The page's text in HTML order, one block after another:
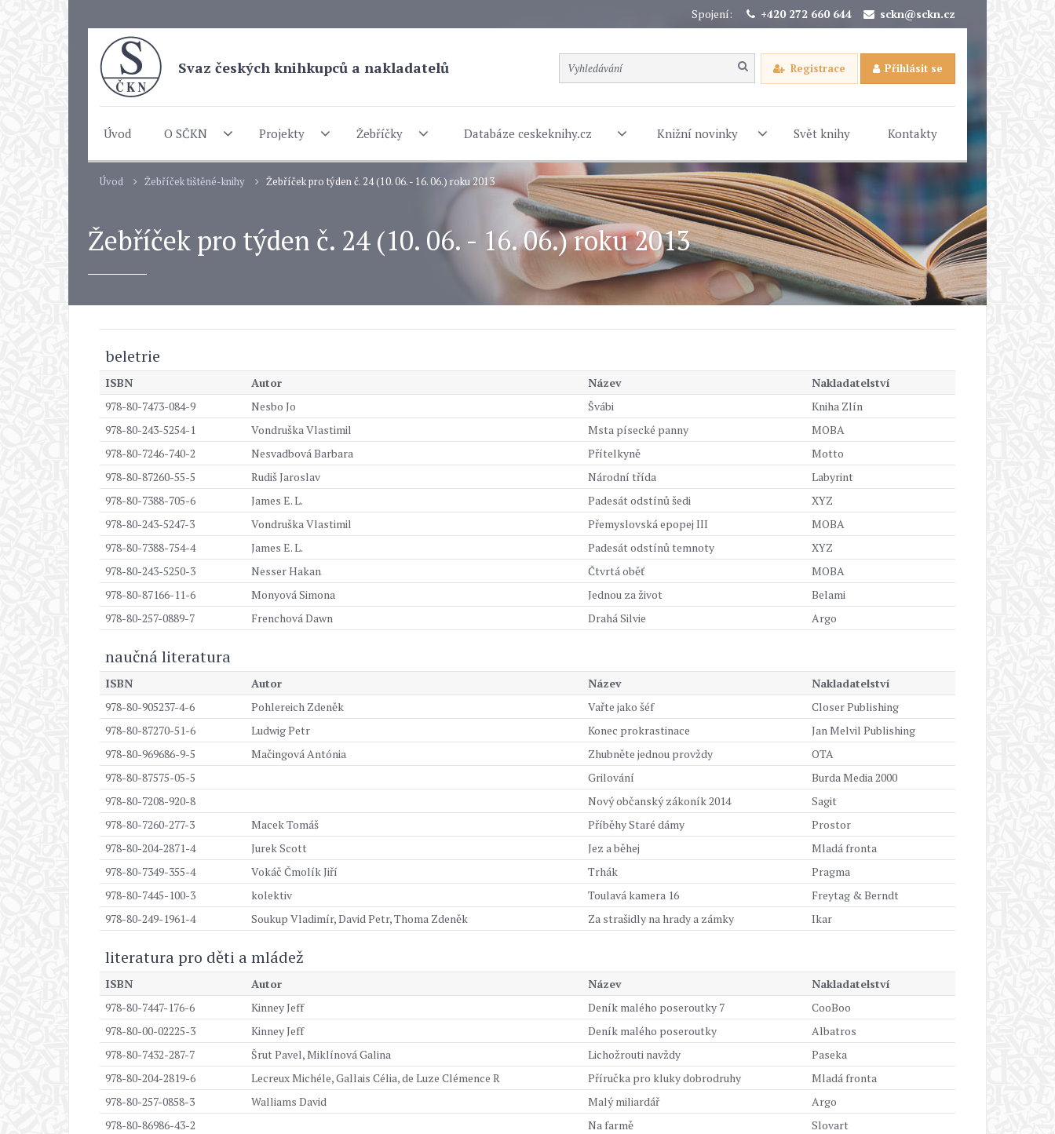
Spojení: +420 272 660 644 sckn@sckn.cz
Svaz českých knihkupců a nakladatelů Registrace Přihlásit se
Úvod O SČKN Projekty Žebříčky Databáze ceskeknihy.cz Knižní novinky Svět knihy Kontakty
Úvod Žebříček tištěné-knihy Žebříček pro týden č. 24 (10. 06. - 16. 06.) roku 2013
Žebříček pro týden č. 24 (10. 06. - 16. 06.) roku 2013
beletrie
ISBN Autor Název
Nakladatelství
978-80-7473-084-9
Nesbo Jo Švábi
Kniha Zlín
978-80-243-5254-1
Vondruška Vlastimil Msta písecké panny
MOBA
978-80-7246-740-2
Nesvadbová Barbara Přítelkyně
Motto
978-80-87260-55-5
Rudiš Jaroslav Národní třída
Labyrint
978-80-7388-705-6
James E. L. Padesát odstínů šedi
XYZ
978-80-243-5247-3
Vondruška Vlastimil Přemyslovská epopej III
MOBA
978-80-7388-754-4
James E. L. Padesát odstínů temnoty
XYZ
978-80-243-5250-3
Nesser Hakan Čtvrtá oběť
MOBA
978-80-87166-11-6
Monyová Simona Jednou za život
Belami
978-80-257-0889-7
Frenchová Dawn Drahá Silvie Argo
naučná literatura
ISBN Autor Název
Nakladatelství
978-80-905237-4-6
Pohlereich Zdeněk Vařte jako šéf
Closer Publishing
978-80-87270-51-6
Ludwig Petr Konec prokrastinace
Jan Melvil Publishing
978-80-969686-9-5
Mačingová Antónia Zhubněte jednou provždy
OTA
978-80-87575-05-5
Grilování
Burda Media 2000
978-80-7208-920-8
Nový občanský zákoník 2014
Sagit
978-80-7260-277-3
Macek Tomáš Příběhy Staré dámy
Prostor
978-80-204-2871-4
Jurek Scott Jez a běhej
Mladá fronta
978-80-7349-355-4
Vokáč Čmolík Jiří Trhák
Pragma
978-80-7445-100-3
kolektiv Toulavá kamera 16
Freytag & Berndt
978-80-249-1961-4
Soukup Vladimír, David Petr, Thoma Zdeněk Za strašidly na hrady a zámky Ikar
literatura pro děti a mládež
ISBN Autor Název
Nakladatelství
978-80-7447-176-6
Kinney Jeff Deník malého poseroutky 7
CooBoo
978-80-00-02225-3
Kinney Jeff Deník malého poseroutky
Albatros
978-80-7432-287-7
Šrut Pavel, Miklínová Galina Lichožrouti navždy
Paseka
978-80-204-2819-6
Lecreux Michéle, Gallais Célia, de Luze Clémence R Příručka pro kluky dobrodruhy
Mladá fronta
978-80-257-0858-3
Walliams David Malý miliardář
Argo
978-80-86986-43-2
Na farmě
Slovart